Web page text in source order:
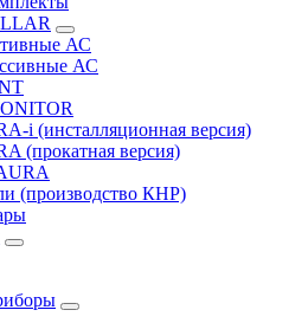
АС
АС
i (инсталляционная версия)
(прокатная версия)
(производство КНР)